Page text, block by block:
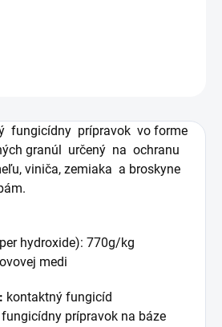
fungicídny prípravok vo forme
granúl určený na ochranu
viniča, zemiaka a broskyne
hydroxide): 770g/kg
medi
kontaktný fungicíd
fungicídny prípravok na báze